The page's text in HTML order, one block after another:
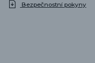
Bezpečnostní pokyny